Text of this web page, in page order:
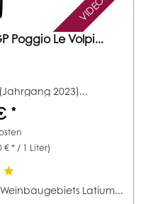
VIDEO
Poggio Le Volpi...
2023)...
*
€ * / 1 Liter)
Latium...